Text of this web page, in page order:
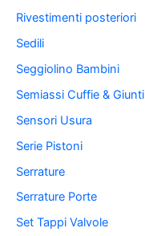
Rivestimenti posteriori
Sedili
Seggiolino Bambini
Semiassi Cuffie & Giunti
Sensori Usura
Serie Pistoni
Serrature
Serrature Porte
Set Tappi Valvole